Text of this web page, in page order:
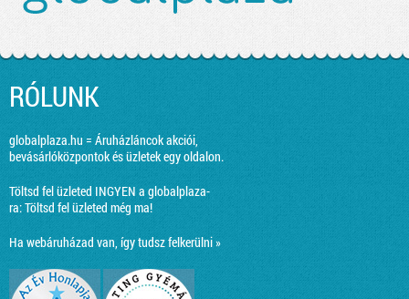
RÓLUNK
globalplaza.hu = Áruházláncok akciói,
bevásárlóközpontok és üzletek egy oldalon.
Töltsd fel üzleted INGYEN a globalplaza-
ra:Töltsd fel üzleted még ma!
Ha webáruházad van, így tudsz felkerülni »